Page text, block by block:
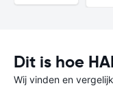
Dit is hoe
Wij vinden en